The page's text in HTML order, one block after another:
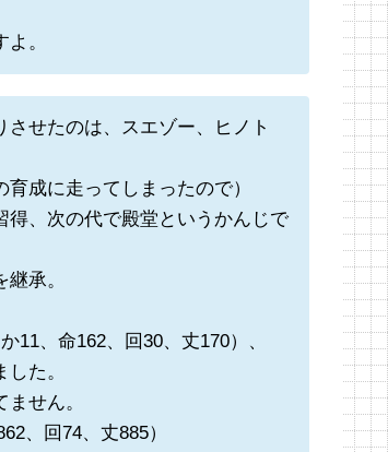
。
せたのは、スエゾー、ヒノト
成に走ってしまったので）
得、次の代で殿堂というかんじで
承。
11、命162、回30、丈170）、
た。
せん。
、回74、丈885）